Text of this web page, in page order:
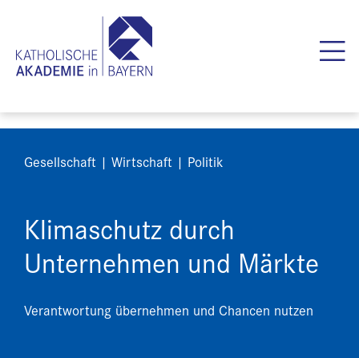
Gesellschaft | Wirtschaft | Politik
Klimaschutz durch
Unternehmen und Märkte
Verantwortung übernehmen und Chancen nutzen